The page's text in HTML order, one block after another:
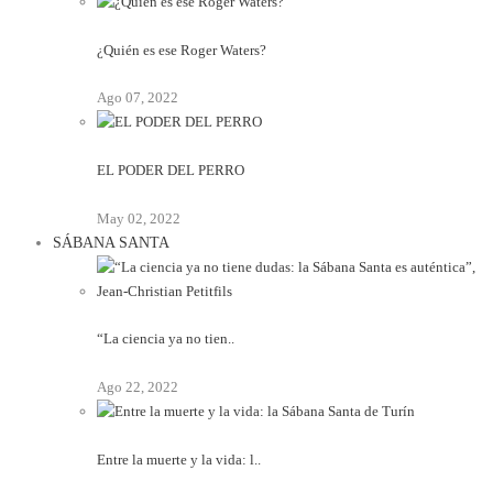
¿Quién es ese Roger Waters?
Ago 07, 2022
EL PODER DEL PERRO
May 02, 2022
SÁBANA SANTA
“La ciencia ya no tien..
Ago 22, 2022
Entre la muerte y la vida: l..